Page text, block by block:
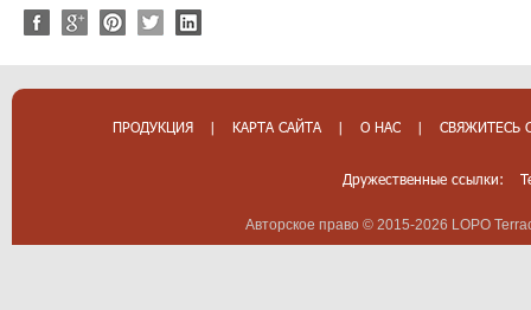
ПРОДУКЦИЯ | КАРТА САЙТА | О НАС | СВЯЖИТЕСЬ
Дружественные ссылки:
Авторское право © 2015-2026 LOPO